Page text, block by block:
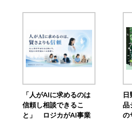
「人がAIに求めるのは
信頼し相談できるこ
と」 ロジカがAI事業
日
品
の